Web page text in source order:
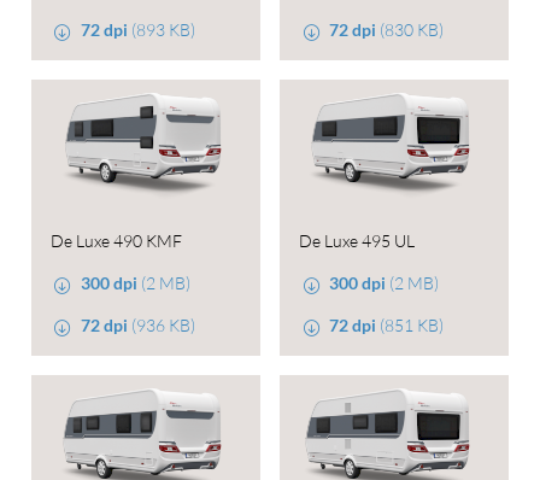
72 dpi (893 KB) 72 dpi (830 KB)
De Luxe 490 KMF
300 dpi (2 MB)
72 dpi (936 KB)
De Luxe 495 UL
300 dpi (2 MB)
72 dpi (851 KB)